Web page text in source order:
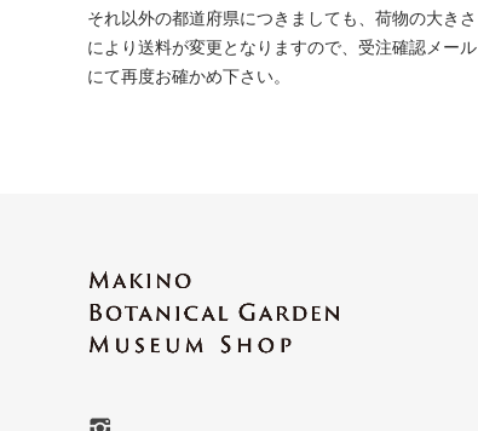
それ以外の都道府県につきましても、荷物の大きさ
により送料が変更となりますので、受注確認メール
にて再度お確かめ下さい。